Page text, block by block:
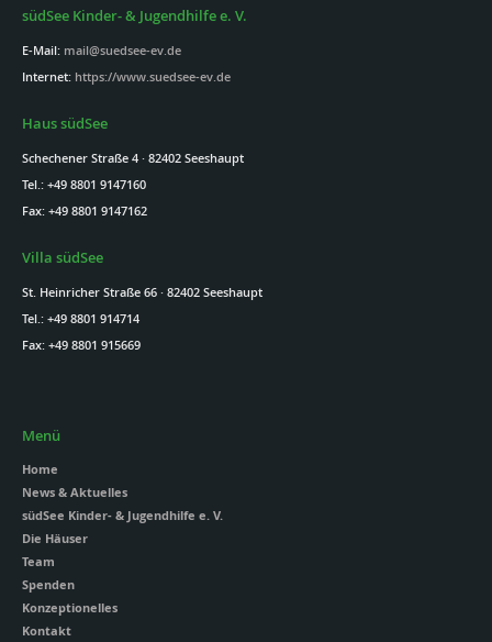
südSee Kinder- & Jugendhilfe e. V.
E-Mail: mail@suedsee-ev.de
Internet: https://www.suedsee-ev.de
Haus südSee
Schechener Straße 4 · 82402 Seeshaupt
Tel.: +49 8801 9147160
Fax: +49 8801 9147162
Villa südSee
St. Heinricher Straße 66 · 82402 Seeshaupt
Tel.: +49 8801 914714
Fax: +49 8801 915669
Menü
Home
News & Aktuelles
südSee Kinder- & Jugendhilfe e. V.
Die Häuser
Team
Spenden
Konzeptionelles
Kontakt